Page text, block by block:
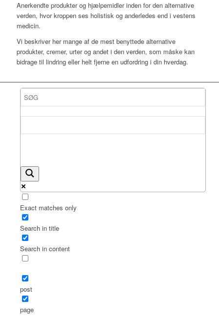
Anerkendte produkter og hjælpemidler inden for den alternative
verden, hvor kroppen ses holistisk og anderledes end i vestens
medicin.
Vi beskriver her mange af de mest benyttede alternative
produkter, cremer, urter og andet i den verden, som måske kan
bidrage til lindring eller helt fjerne en udfordring i din hverdag.
Exact matches only
Search in title
Search in content
post
page